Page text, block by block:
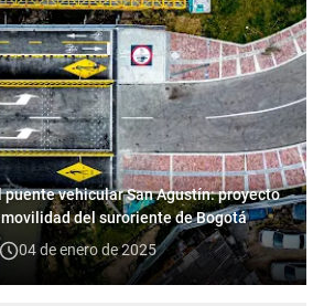
vehicular San Agustín: proyecto
del suroriente de Bogotá
04 de enero de 2025